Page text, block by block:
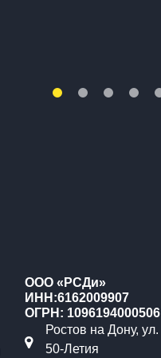
ООО «РСДи»
ИНН:6162009907
ОГРН: 1096194000506
Ростов на Дону, ул.
50-Летия